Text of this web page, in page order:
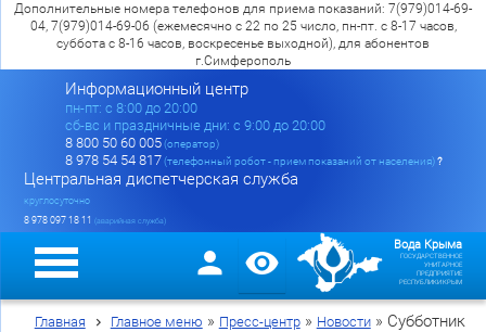
Дополнительные номера телефонов для приема показаний: 7(979)014-69-
04, 7(979)014-69-06 (ежемесячно с 22 по 25 число, пн-пт. с 8-17 часов,
суббота с 8-16 часов, воскресенье выходной), для абонентов
г.Симферополь
Информационный центр
пн-пт: c 8:00 до 20:00
сб-вс и праздничные дни: с 9:00 до 20:00
8 800 50 60 005(оператор)
8 978 54 54 817(телефонный робот - прием показаний от населения)?
Центральная диспетчерская служба
круглосуточно
8 978 097 18 11 (аварийная служба)
Вода Крыма
ГОСУДАРСТВЕННОЕ
УНИТАРНОЕ
ПРЕДПРИЯТИЕ
РЕСПУБЛИКИ КРЫМ
Главная Главное меню » Пресс-центр» Новости» Субботник